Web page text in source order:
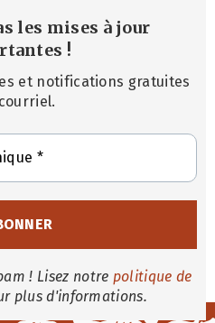
les mises à jour
!
et notifications gratuites
! Lisez notre politique de
plus d'informations.